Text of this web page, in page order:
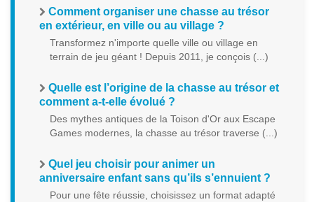
Comment organiser une chasse au trésor
en extérieur, en ville ou au village ?
Transformez n'importe quelle ville ou village en
terrain de jeu géant ! Depuis 2011, je conçois (...)
Quelle est l’origine de la chasse au trésor et
comment a-t-elle évolué ?
Des mythes antiques de la Toison d'Or aux Escape
Games modernes, la chasse au trésor traverse (...)
Quel jeu choisir pour animer un
anniversaire enfant sans qu’ils s’ennuient ?
Pour une fête réussie, choisissez un format adapté